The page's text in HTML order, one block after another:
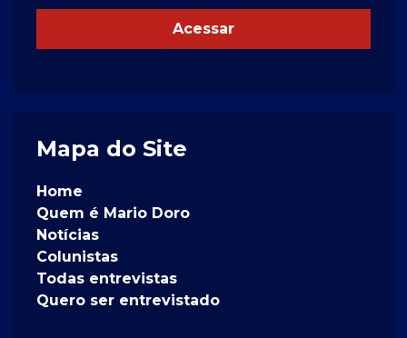
Acessar
Mapa do Site
Home
Quem é Mario Doro
Notícias
Colunistas
Todas entrevistas
Quero ser entrevistado